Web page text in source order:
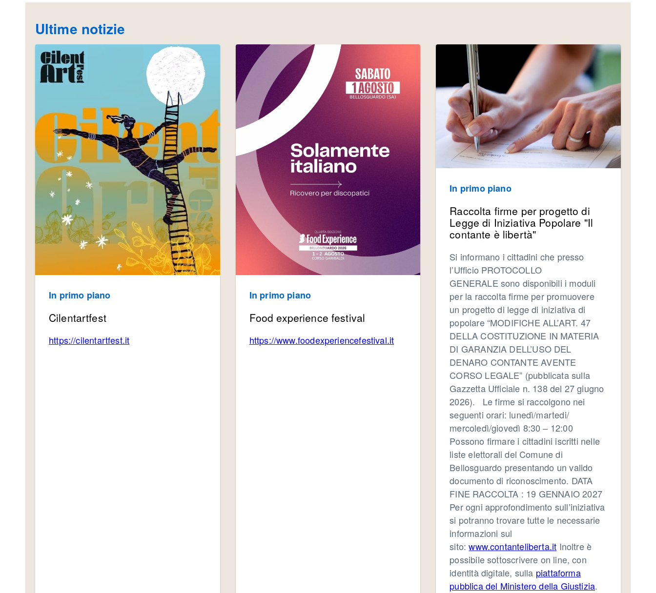
Ultime notizie
In primo piano
Cilentartfest
https://cilentartfest.it
In primo piano
Food experience festival
https://www.foodexperiencefestival.it
In primo piano
Raccolta firme per progetto di
Legge di Iniziativa Popolare "Il
contante è libertà"
Si informano i cittadini che presso
l’Ufficio PROTOCOLLO
GENERALE sono disponibili i moduli
per la raccolta firme per promuovere
un progetto di legge di iniziativa di
popolare “MODIFICHE ALL’ART. 47
DELLA COSTITUZIONE IN MATERIA
DI GARANZIA DELL’USO DEL
DENARO CONTANTE AVENTE
CORSO LEGALE” (pubblicata sulla
Gazzetta Ufficiale n. 138 del 27 giugno
2026). Le firme si raccolgono nei
seguenti orari: lunedì/martedi/
mercoledì/giovedì 8:30 – 12:00
Possono firmare i cittadini iscritti nelle
liste elettorali del Comune di
Bellosguardo presentando un valido
documento di riconoscimento. DATA
FINE RACCOLTA : 19 GENNAIO 2027
Per ogni approfondimento sull’iniziativa
si potranno trovare tutte le necessarie
informazioni sul
sito:www.contanteliberta.it Inoltre è
possibile sottoscrivere on line, con
identità digitale, sulla piattaforma
pubblica del Ministero della Giustizia.